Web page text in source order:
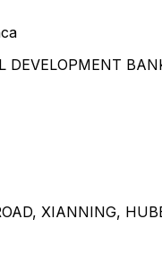
DEVELOPMENT
XIANNING,